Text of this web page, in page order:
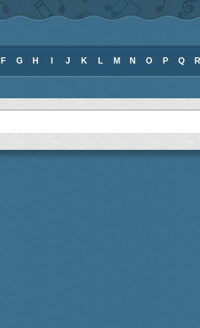
F G H J K L M N O P Q R